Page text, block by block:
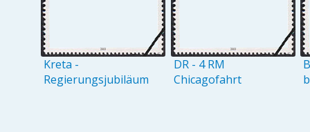
Kreta -
Regierungsjubiläum
DR - 4 RM
Chicagofahrt